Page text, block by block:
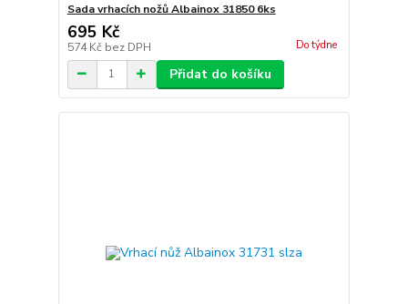
Sada vrhacích nožů Albainox 31850 6ks
695 Kč
574 Kč bez DPH Do týdne
Přidat do košíku